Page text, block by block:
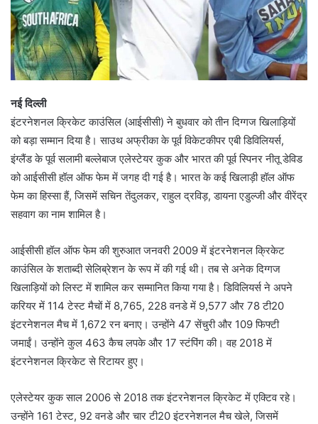
नई दिल्ली
इंटरनेशनल क्रिकेट काउंसिल (आईसीसी) ने बुधवार को तीन दिग्गज खिलाड़ियों
को बड़ा सम्मान दिया है। साउथ अफ्रीका के पूर्व विकेटकीपर एबी डिविलियर्स,
इंग्लैंड के पूर्व सलामी बल्लेबाज एलेस्टेयर कुक और भारत की पूर्व स्पिनर नीतू डेविड
को आईसीसी हॉल ऑफ फेम में जगह दी गई है। भारत के कई खिलाड़ी हॉल ऑफ
फेम का हिस्सा हैं, जिसमें सचिन तेंदुलकर, राहुल द्रविड़, डायना एडुल्जी और वीरेंद्र
सहवाग का नाम शामिल है।
आईसीसी हॉल ऑफ फेम की शुरुआत जनवरी 2009 में इंटरनेशनल क्रिकेट
काउंसिल के शताब्दी सेलिब्रेशन के रूप में की गई थी। तब से अनेक दिग्गज
खिलाड़ियों को लिस्ट में शामिल कर सम्मानित किया गया है। डिविलियर्स ने अपने
करियर में 114 टेस्ट मैचों में 8,765, 228 वनडे में 9,577 और 78 टी20
इंटरनेशनल मैच में 1,672 रन बनाए। उन्होंने 47 सेंचुरी और 109 फिफ्टी
जमाईं। उन्होंने कुल 463 कैच लपके और 17 स्टंपिंग की। वह 2018 में
इंटरनेशनल क्रिकेट से रिटायर हुए।
एलेस्टेयर कुक साल 2006 से 2018 तक इंटरनेशनल क्रिकेट में एक्टिव रहे।
उन्होंने 161 टेस्ट, 92 वनडे और चार टी20 इंटरनेशनल मैच खेले, जिसमें